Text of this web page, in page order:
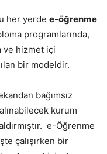
her yerde e-öğrenme
programlarında,
ve hizmet içi
bir modeldir.
bağımsız
kurum
e-Öğrenme
çalışırken bir